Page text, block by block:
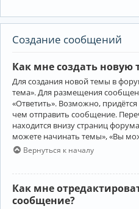
Создание сообщений
Как мне создать новую
Для создания новой темы в
тема». Для размещения
«Ответить». Возможно,
чем отправить сообщение.
находится внизу страниц
можете начинать темы», «Вы
Вернуться к началу
Как мне
сообщение?